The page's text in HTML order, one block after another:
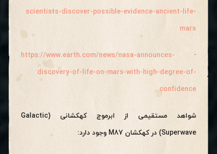
scientists-discover-possible-evidence-ancient-life-
mars
·
https://www.earth.com/news/nasa-announces-
discovery-of-life-on-mars-with-high-degree-of-
confidence
شواهد مستقیمی از ابرموج کهکشانی (Galactic
Superwave) در کهکشان M87 وجود دارد: